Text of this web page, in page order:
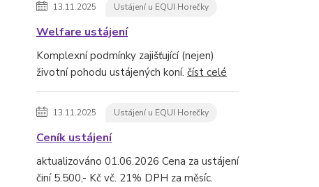
13.11.2025 Ustájení u EQUI Horečky
Welfare ustájení
Komplexní podmínky zajišťující (nejen)
životní pohodu ustájených koní. číst celé
13.11.2025 Ustájení u EQUI Horečky
Ceník ustájení
aktualizováno 01.06.2026 Cena za ustájení
činí 5.500,- Kč vč. 21% DPH za měsíc.